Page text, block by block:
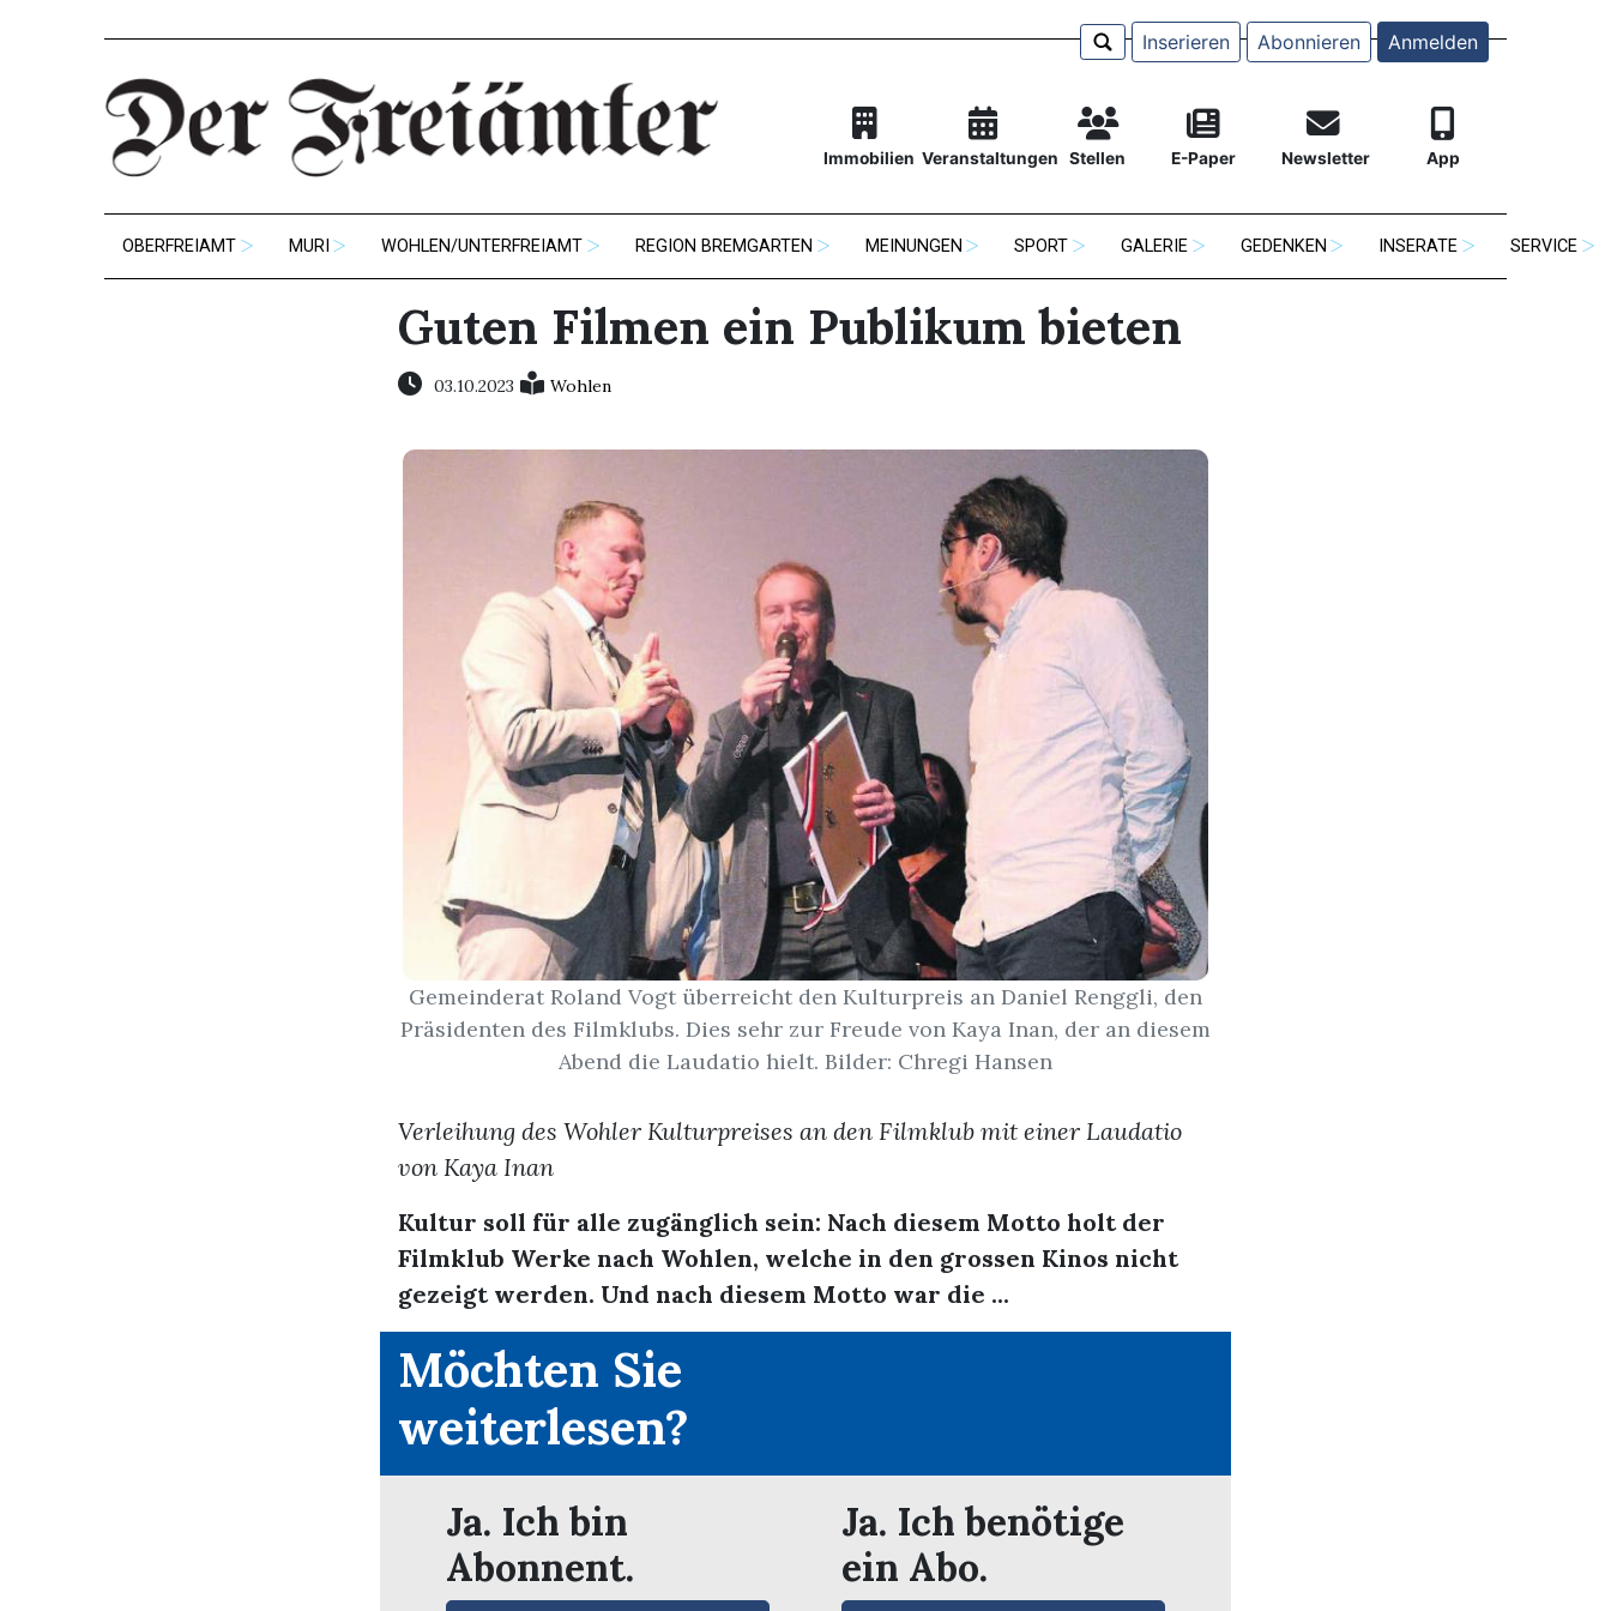
Inserieren Abonnieren Anmelden
Immobilien Veranstaltungen Stellen E-Paper Newsletter App
OBERFREIAMT MURI WOHLEN/UNTERFREIAMT REGION BREMGARTEN MEINUNGEN SPORT GALERIE GEDENKEN INSERATE SERVICE
Guten Filmen ein Publikum bieten
03.10.2023 Wohlen
Gemeinderat Roland Vogt überreicht den Kulturpreis an Daniel Renggli, den
Präsidenten des Filmklubs. Dies sehr zur Freude von Kaya Inan, der an diesem
Abend die Laudatio hielt. Bilder: Chregi Hansen
Verleihung des Wohler Kulturpreises an den Filmklub mit einer Laudatio
von Kaya Inan
Kultur soll für alle zugänglich sein: Nach diesem Motto holt der
Filmklub Werke nach Wohlen, welche in den grossen Kinos nicht
gezeigt werden. Und nach diesem Motto war die ...
Möchten Sie
weiterlesen?
Ja. Ich bin
Abonnent.
Ja. Ich benötige
ein Abo.